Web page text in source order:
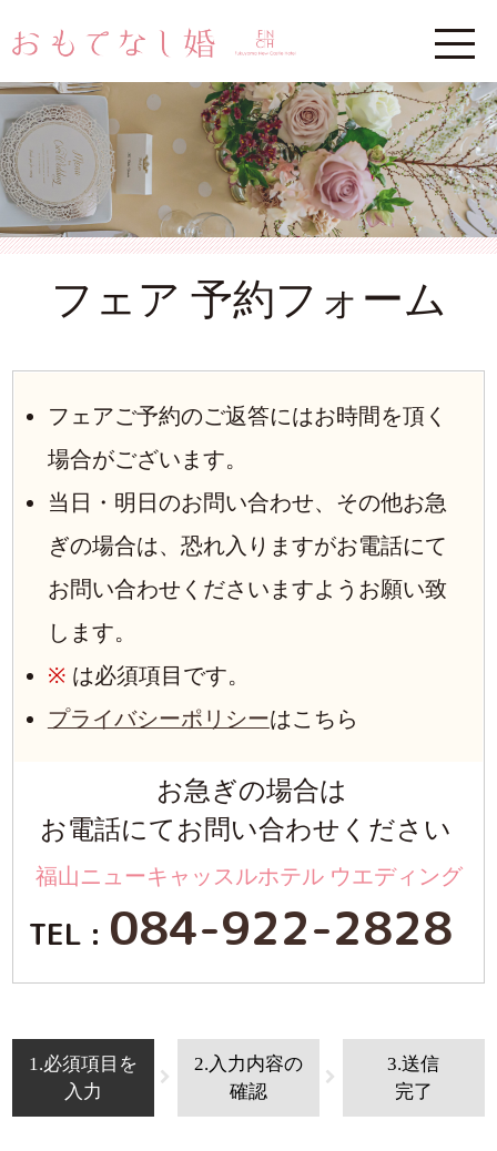
フェア 予約フォーム
フェアご予約のご返答にはお時間を頂く
場合がございます。
当日・明日のお問い合わせ、その他お急
ぎの場合は、恐れ入りますがお電話にて
お問い合わせくださいますようお願い致
します。
※ は必須項目です。
プライバシーポリシーはこちら
お急ぎの場合は
お電話にてお問い合わせください
福山ニューキャッスルホテル ウエディング
TEL : 084-922-2828
1.必須項目を
入力
2.入力内容の
確認
3.送信
完了